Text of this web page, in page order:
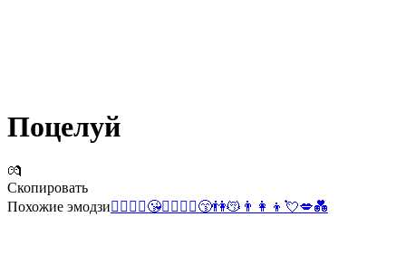
Поцелуй
💏
Скопировать
Похожие эмодзи👨‍❤️‍💋‍👨😘👩‍❤️‍💋‍👨😙👫😽 👨‍👩‍👦 💘💋💑